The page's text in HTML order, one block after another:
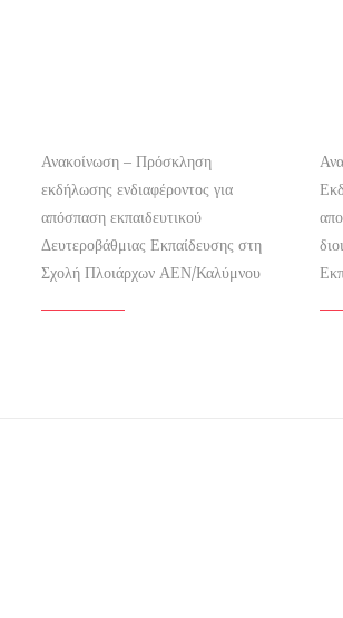
Ανακοίνωση – Πρόσκληση
εκδήλωσης ενδιαφέροντος για
απόσπαση εκπαιδευτικού
Δευτεροβάθμιας Εκπαίδευσης στη
Σχολή Πλοιάρχων ΑΕΝ/Καλύμνου